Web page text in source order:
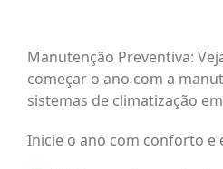
Manutenção Preventiva:
começar o ano com a
sistemas de climatização
Inicie o ano com conforto